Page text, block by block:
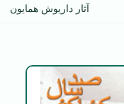
آثار داریوش همایون